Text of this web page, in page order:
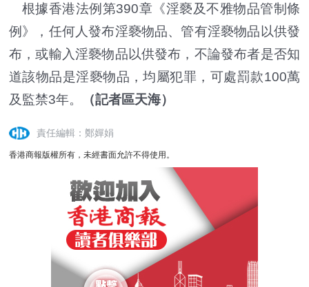
根據香港法例第390章《淫褻及不雅物品管制條
例》，任何人發布淫褻物品、管有淫褻物品以供發
布，或輸入淫褻物品以供發布，不論發布者是否知
道該物品是淫褻物品，均屬犯罪，可處罰款100萬
及監禁3年。
（記者區天海）
責任編輯：鄭嬋娟
香港商報版權所有，未經書面允許不得使用。